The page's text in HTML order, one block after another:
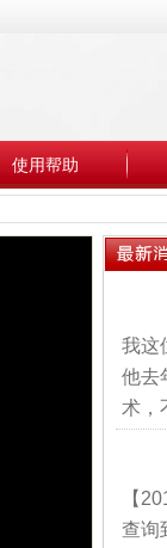
使用帮助
我这
他去
术，
【
查询